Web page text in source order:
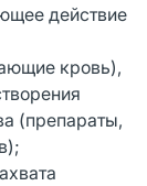
действие
кровь),
(препараты,